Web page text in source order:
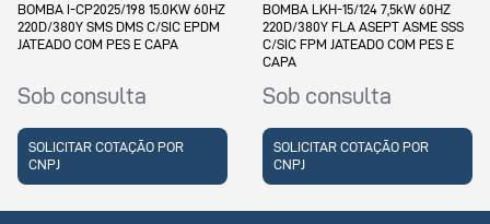
BOMBA I-CP2025/198 15.0KW 60HZ
220D/380Y SMS DMS C/SIC EPDM
JATEADO COM PES E CAPA
Sob consulta
SOLICITAR COTAÇÃO POR
CNPJ
BOMBA LKH-15/124 7,5kW 60HZ
220D/380Y FLA ASEPT ASME SSS
C/SIC FPM JATEADO COM PES E
CAPA
Sob consulta
SOLICITAR COTAÇÃO POR
CNPJ